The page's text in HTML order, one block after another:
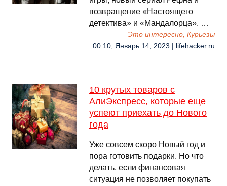
возвращение «Настоящего
детектива» и «Мандалорца». …
Это интересно, Курьезы
00:10, Январь 14, 2023 | lifehacker.ru
10 крутых товаров с
АлиЭкспресс, которые еще
успеют приехать до Нового
года
Уже совсем скоро Новый год и
пора готовить подарки. Но что
делать, если финансовая
ситуация не позволяет покупать